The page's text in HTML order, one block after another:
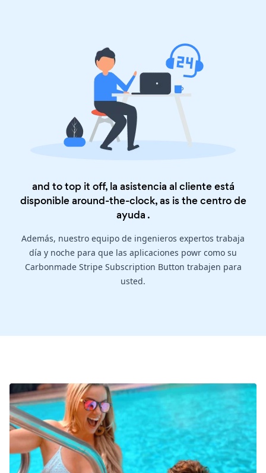
and to top it off, la asistencia al cliente está
disponible around-the-clock, as is thecentro de
ayuda .
Además, nuestro equipo de ingenieros expertos trabaja
día y noche para que las aplicaciones powr como su
Carbonmade Stripe Subscription Button trabajen para
usted.